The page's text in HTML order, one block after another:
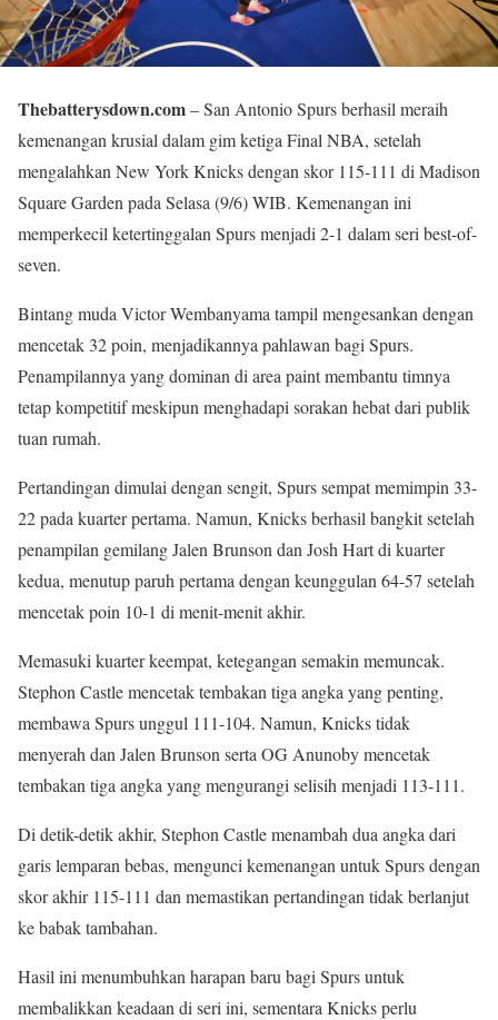
Thebatterysdown.com– San Antonio Spurs berhasil meraih
kemenangan krusial dalam gim ketiga Final NBA, setelah
mengalahkan New York Knicks dengan skor 115-111 di Madison
Square Garden pada Selasa (9/6) WIB. Kemenangan ini
memperkecil ketertinggalan Spurs menjadi 2-1 dalam seri best-of-
seven.
Bintang muda Victor Wembanyama tampil mengesankan dengan
mencetak 32 poin, menjadikannya pahlawan bagi Spurs.
Penampilannya yang dominan di area paint membantu timnya
tetap kompetitif meskipun menghadapi sorakan hebat dari publik
tuan rumah.
Pertandingan dimulai dengan sengit, Spurs sempat memimpin 33-
22 pada kuarter pertama. Namun, Knicks berhasil bangkit setelah
penampilan gemilang Jalen Brunson dan Josh Hart di kuarter
kedua, menutup paruh pertama dengan keunggulan 64-57 setelah
mencetak poin 10-1 di menit-menit akhir.
Memasuki kuarter keempat, ketegangan semakin memuncak.
Stephon Castle mencetak tembakan tiga angka yang penting,
membawa Spurs unggul 111-104. Namun, Knicks tidak
menyerah dan Jalen Brunson serta OG Anunoby mencetak
tembakan tiga angka yang mengurangi selisih menjadi 113-111.
Di detik-detik akhir, Stephon Castle menambah dua angka dari
garis lemparan bebas, mengunci kemenangan untuk Spurs dengan
skor akhir 115-111 dan memastikan pertandingan tidak berlanjut
ke babak tambahan.
Hasil ini menumbuhkan harapan baru bagi Spurs untuk
membalikkan keadaan di seri ini, sementara Knicks perlu